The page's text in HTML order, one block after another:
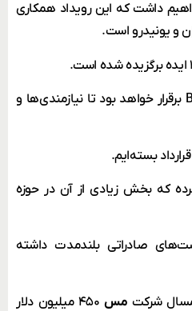
داشت که این رویداد همکاری
و یونیدرو است.
در این رویداد نشست‌های B2B برقرار خواهد بود تا نیازمندی‌ها و
امضا کرده که بخش زیادی از آن در حوزه
صادراتی بلندمدت داشته
شرکت مس
۴۵۰ میلیون دلار